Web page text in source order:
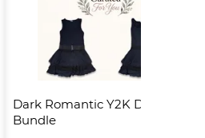
Dark Romantic Y2K Dress
Bundle